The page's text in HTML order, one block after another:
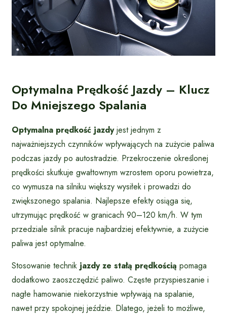
Optymalna Prędkość Jazdy – Klucz
Do Mniejszego Spalania
Optymalna prędkość jazdyjest jednym z
najważniejszych czynników wpływających na zużycie paliwa
podczas jazdy po autostradzie. Przekroczenie określonej
prędkości skutkuje gwałtownym wzrostem oporu powietrza,
co wymusza na silniku większy wysiłek i prowadzi do
zwiększonego spalania. Najlepsze efekty osiąga się,
utrzymując prędkość w granicach 90–120 km/h. W tym
przedziale silnik pracuje najbardziej efektywnie, a zużycie
paliwa jest optymalne.
Stosowanie technik jazdy ze stałą prędkością pomaga
dodatkowo zaoszczędzić paliwo. Częste przyspieszanie i
nagłe hamowanie niekorzystnie wpływają na spalanie,
nawet przy spokojnej jeździe. Dlatego, jeżeli to możliwe,